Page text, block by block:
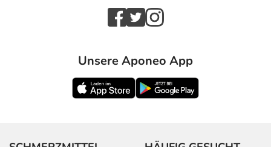
Unsere Aponeo App